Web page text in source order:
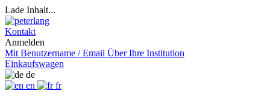
Lade Inhalt...
Kontakt
Anmelden
Mit Benutzername / Email Über Ihre Institution
Einkaufswagen
de
en
fr